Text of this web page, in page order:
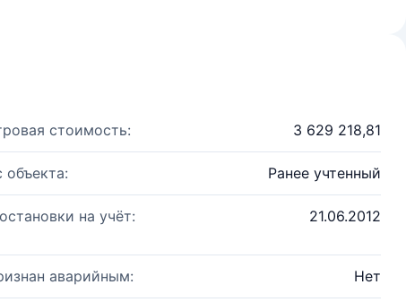
стоимость: 3 629 218,81
объекта: Ранее учтенный
на учёт: 21.06.2012
аварийным: Нет